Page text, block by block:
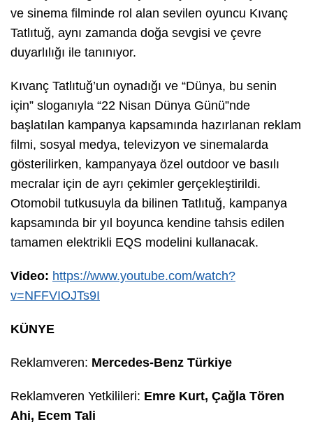
ve sinema filminde rol alan sevilen oyuncu Kıvanç
Tatlıtuğ, aynı zamanda doğa sevgisi ve çevre
duyarlılığı ile tanınıyor.
Kıvanç Tatlıtuğ’un oynadığı ve “Dünya, bu senin
için” sloganıyla “22 Nisan Dünya Günü”nde
başlatılan kampanya kapsamında hazırlanan reklam
filmi, sosyal medya, televizyon ve sinemalarda
gösterilirken, kampanyaya özel outdoor ve basılı
mecralar için de ayrı çekimler gerçekleştirildi.
Otomobil tutkusuyla da bilinen Tatlıtuğ, kampanya
kapsamında bir yıl boyunca kendine tahsis edilen
tamamen elektrikli EQS modelini kullanacak.
Video: https://www.youtube.com/watch?
v=NFFVIOJTs9I
KÜNYE
Reklamveren: Mercedes-Benz Türkiye
Reklamveren Yetkilileri: Emre Kurt, Çağla Tören
Ahi, Ecem Tali